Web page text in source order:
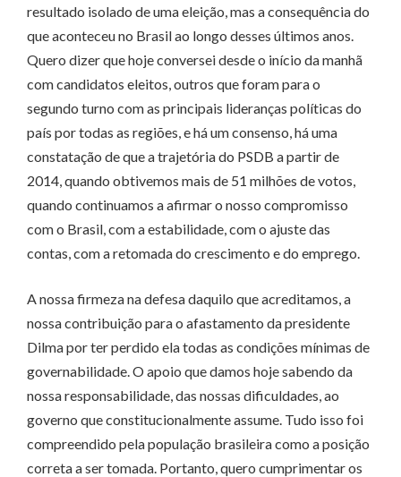
resultado isolado de uma eleição, mas a consequência do
que aconteceu no Brasil ao longo desses últimos anos.
Quero dizer que hoje conversei desde o início da manhã
com candidatos eleitos, outros que foram para o
segundo turno com as principais lideranças políticas do
país por todas as regiões, e há um consenso, há uma
constatação de que a trajetória do PSDB a partir de
2014, quando obtivemos mais de 51 milhões de votos,
quando continuamos a afirmar o nosso compromisso
com o Brasil, com a estabilidade, com o ajuste das
contas, com a retomada do crescimento e do emprego.
A nossa firmeza na defesa daquilo que acreditamos, a
nossa contribuição para o afastamento da presidente
Dilma por ter perdido ela todas as condições mínimas de
governabilidade. O apoio que damos hoje sabendo da
nossa responsabilidade, das nossas dificuldades, ao
governo que constitucionalmente assume. Tudo isso foi
compreendido pela população brasileira como a posição
correta a ser tomada. Portanto, quero cumprimentar os